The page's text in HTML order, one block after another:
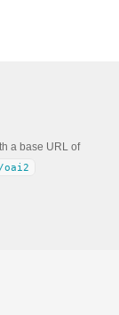
a base URL of